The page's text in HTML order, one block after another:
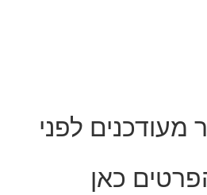
לפני
כאן